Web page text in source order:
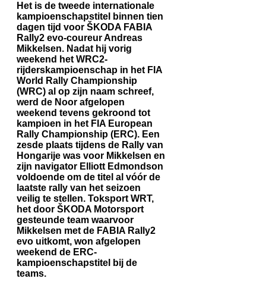
Het is de tweede internationale
kampioenschapstitel binnen tien
dagen tijd voor ŠKODA FABIA
Rally2 evo-coureur Andreas
Mikkelsen. Nadat hij vorig
weekend het WRC2-
rijderskampioenschap in het FIA
World Rally Championship
(WRC) al op zijn naam schreef,
werd de Noor afgelopen
weekend tevens gekroond tot
kampioen in het FIA European
Rally Championship (ERC). Een
zesde plaats tijdens de Rally van
Hongarije was voor Mikkelsen en
zijn navigator Elliott Edmondson
voldoende om de titel al vóór de
laatste rally van het seizoen
veilig te stellen. Toksport WRT,
het door ŠKODA Motorsport
gesteunde team waarvoor
Mikkelsen met de FABIA Rally2
evo uitkomt, won afgelopen
weekend de ERC-
kampioenschapstitel bij de
teams.